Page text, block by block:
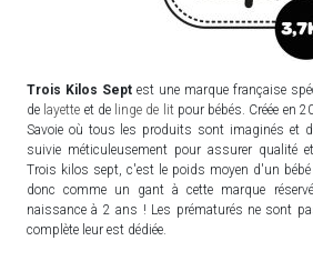
Trois Kilos Sept est une marque française
de layette et de linge de litpour bébés. Créée en
Savoie où tous les produits sont imaginés et
suivie méticuleusement pour assurer qualité
Trois kilos sept, c'est le poids moyen d'un
donc comme un gant à cette marque
naissance à 2 ans ! Les prématurés ne sont
complète leur est dédiée.